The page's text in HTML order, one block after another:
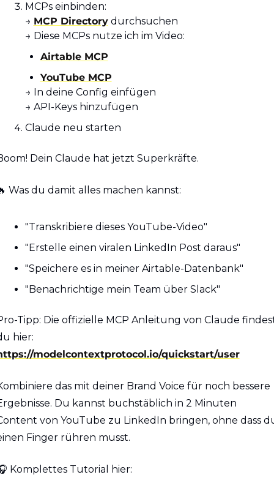
MCPs einbinden:
→ MCP Directory durchsuchen
→ Diese MCPs nutze ich im Video:
Airtable MCP
YouTube MCP
→ In deine Config einfügen
→ API-Keys hinzufügen
Claude neu starten
Dein Claude hat jetzt Superkräfte.
Was du damit alles machen kannst:
"Transkribiere dieses YouTube-Video"
"Erstelle einen viralen LinkedIn Post daraus"
"Speichere es in meiner Airtable-Datenbank"
"Benachrichtige mein Team über Slack"
Tipp: Die offizielle MCP Anleitung von Claude
modelcontextprotocol.io/quickstart/user
das mit deiner Brand Voice für noch bessere
Du kannst buchstäblich in 2 Minuten
von YouTube zu LinkedIn bringen, ohne dass
Finger rühren musst.
Komplettes Tutorial hier: